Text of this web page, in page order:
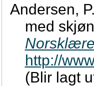
Andersen,
med
http://
(Blir lagt